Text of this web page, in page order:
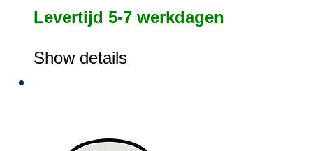
Levertijd 5-7 werkdagen
Show details